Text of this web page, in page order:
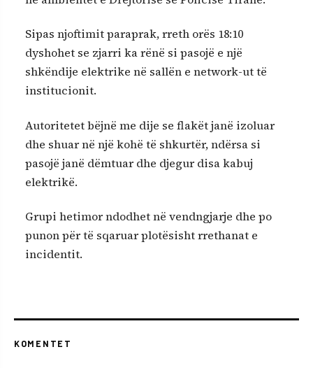
Sipas njoftimit paraprak, rreth orës 18:10
dyshohet se zjarri ka rënë si pasojë e një
shkëndije elektrike në sallën e network-ut të
institucionit.
Autoritetet bëjnë me dije se flakët janë izoluar
dhe shuar në një kohë të shkurtër, ndërsa si
pasojë janë dëmtuar dhe djegur disa kabuj
elektrikë.
Grupi hetimor ndodhet në vendngjarje dhe po
punon për të sqaruar plotësisht rrethanat e
incidentit.
KOMENTET